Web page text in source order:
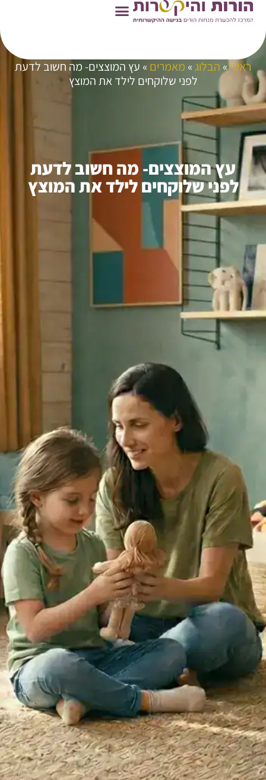
ראשי» הבלוג» מאמרים » עץ המוצצים- מה חשוב לדעת
לפני שלוקחים לילד את המוצץ
עץ המוצצים- מה חשוב לדעת
לפני שלוקחים לילד את המוצץ